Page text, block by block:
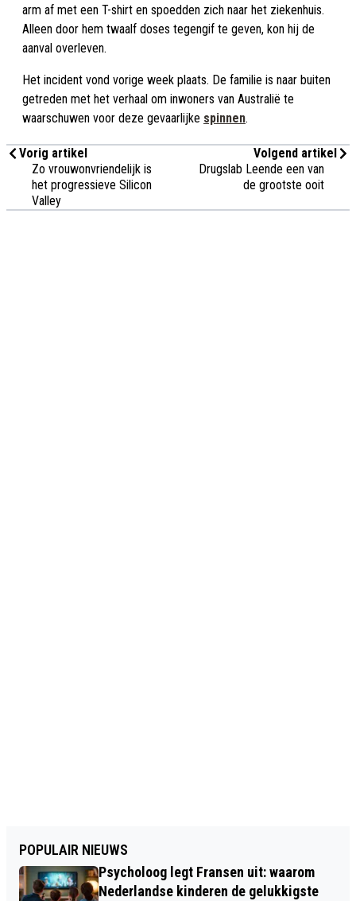
arm af met een T-shirt en spoedden zich naar het ziekenhuis.
Alleen door hem twaalf doses tegengif te geven, kon hij de
aanval overleven.
Het incident vond vorige week plaats. De familie is naar buiten
getreden met het verhaal om inwoners van Australië te
waarschuwen voor deze gevaarlijke spinnen.
Vorig artikel
Zo vrouwonvriendelijk is
het progressieve Silicon
Valley
Volgend artikel
Drugslab Leende een van
de grootste ooit
POPULAIR NIEUWS
Psycholoog legt Fransen uit: waarom
Nederlandse kinderen de gelukkigste